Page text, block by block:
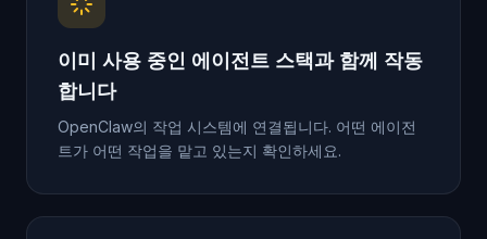
이미 사용 중인 에이전트 스택과 함께 작동
합니다
OpenClaw의 작업 시스템에 연결됩니다. 어떤 에이전
트가 어떤 작업을 맡고 있는지 확인하세요.